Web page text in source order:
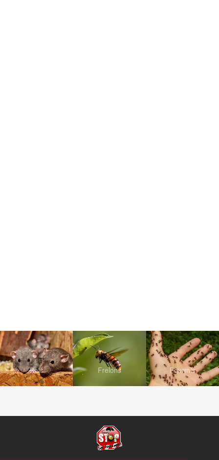
Rats Frelons Fourmis